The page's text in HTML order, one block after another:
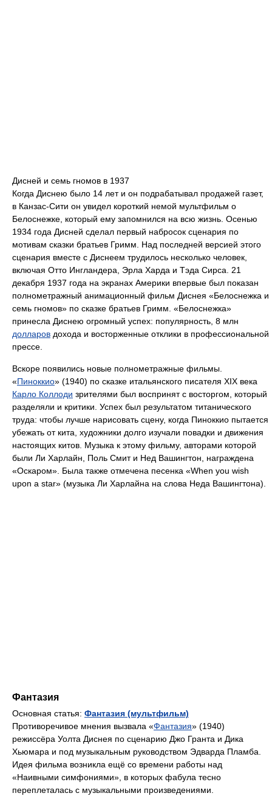
Дисней и семь гномов в 1937
Когда Диснею было 14 лет и он подрабатывал продажей газет,
в Канзас-Сити он увидел короткий немой мультфильм о
Белоснежке, который ему запомнился на всю жизнь. Осенью
1934 года Дисней сделал первый набросок сценария по
мотивам сказки братьев Гримм. Над последней версией этого
сценария вместе с Диснеем трудилось несколько человек,
включая Отто Ингландера, Эрла Харда и Тэда Сирса. 21
декабря 1937 года на экранах Америки впервые был показан
полнометражный анимационный фильм Диснея «Белоснежка и
семь гномов» по сказке братьев Гримм. «Белоснежка»
принесла Диснею огромный успех: популярность, 8 млн
долларов дохода и восторженные отклики в профессиональной
прессе.
Вскоре появились новые полнометражные фильмы.
«Пиноккио» (1940) по сказке итальянского писателя ΧΙΧ века
Карло Коллоди зрителями был воспринят с восторгом, который
разделяли и критики. Успех был результатом титанического
труда: чтобы лучше нарисовать сцену, когда Пиноккио пытается
убежать от кита, художники долго изучали повадки и движения
настоящих китов. Музыка к этому фильму, авторами которой
были Ли Харлайн, Поль Смит и Нед Вашингтон, награждена
«Оскаром». Была также отмечена песенка «When you wish
upon a star» (музыка Ли Харлайна на слова Неда Вашингтона).
Фантазия
Основная статья: Фантазия (мультфильм)
Противоречивое мнения вызвала «Фантазия» (1940)
режиссёра Уолта Диснея по сценарию Джо Гранта и Дика
Хьюмара и под музыкальным руководством Эдварда Пламба.
Идея фильма возникла ещё со времени работы над
«Наивными симфониями», в которых фабула тесно
переплеталась с музыкальными произведениями.